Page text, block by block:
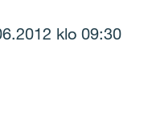
klo 09:30